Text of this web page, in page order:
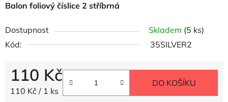
Balon foliový číslice 2 stříbrná
Dostupnost Skladem (5 ks)
Kód:
35SILVER2
110 Kč
Měrná cena:
110 Kč / 1 ks
DO KOŠÍKU